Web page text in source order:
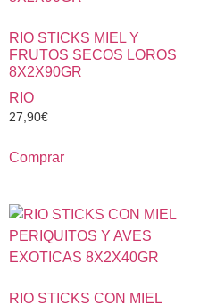
RIO STICKS MIEL Y
FRUTOS SECOS LOROS
8X2X90GR
RIO
27,90€
Comprar
RIO STICKS CON MIEL